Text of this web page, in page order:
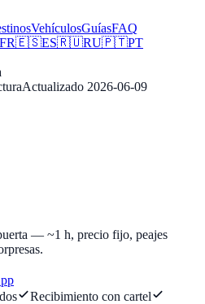
VehículosGuíasFAQ
FR🇪🇸ES🇷🇺RU🇵🇹PT
Actualizado 2026-06-09
— ~1 h, precio fijo, peajes
Recibimiento con cartel